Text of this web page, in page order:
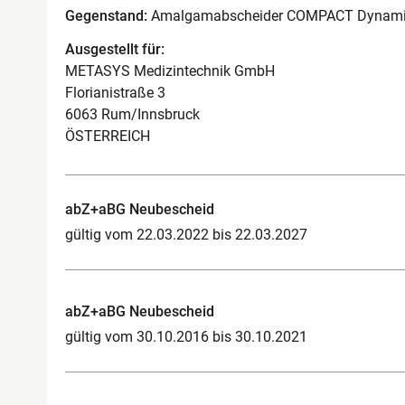
Gegenstand: Amalgamabscheider COMPACT
Ausgestellt für:
METASYS Medizintechnik GmbH
Florianistraße 3
6063 Rum/Innsbruck
ÖSTERREICH
abZ+aBG Neubescheid
gültig vom 22.03.2022 bis 22.03.2027
abZ+aBG Neubescheid
gültig vom 30.10.2016 bis 30.10.2021